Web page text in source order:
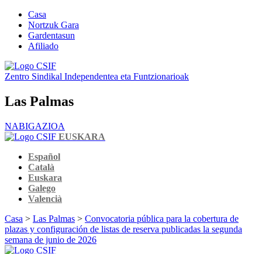
Casa
Nortzuk Gara
Gardentasun
Afiliado
Zentro Sindikal Independentea eta Funtzionarioak
Las Palmas
NABIGAZIOA
EUSKARA
Español
Català
Euskara
Galego
Valencià
Casa > Las Palmas > Convocatoria pública para la cobertura de
plazas y configuración de listas de reserva publicadas la segunda
semana de junio de 2026